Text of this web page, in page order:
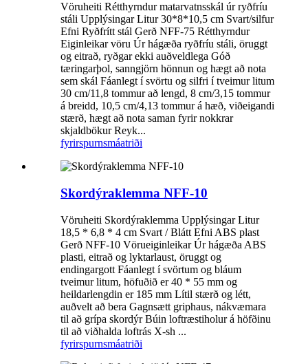
Vöruheiti Rétthyrndur matarvatnsskál úr ryðfríu
stáli Upplýsingar Litur 30*8*10,5 cm Svart/silfur
Efni Ryðfrítt stál Gerð NFF-75 Rétthyrndur
Eiginleikar vöru Úr hágæða ryðfríu stáli, öruggt
og eitrað, ryðgar ekki auðveldlega Góð
tæringarþol, sanngjörn hönnun og hægt að nota
sem skál Fáanlegt í svörtu og silfri í tveimur litum
30 cm/11,8 tommur að lengd, 8 cm/3,15 tommur
á breidd, 10,5 cm/4,13 tommur á hæð, viðeigandi
stærð, hægt að nota saman fyrir nokkrar
skjaldbökur Reyk...
fyrirspurnsmáatriði
Skordýraklemma NFF-10
Vöruheiti Skordýraklemma Upplýsingar Litur
18,5 * 6,8 * 4 cm Svart / Blátt Efni ABS plast
Gerð NFF-10 Vörueiginleikar Úr hágæða ABS
plasti, eitrað og lyktarlaust, öruggt og
endingargott Fáanlegt í svörtum og bláum
tveimur litum, höfuðið er 40 * 55 mm og
heildarlengdin er 185 mm Lítil stærð og létt,
auðvelt að bera Gagnsætt griphaus, nákvæmara
til að grípa skordýr Búin loftræstiholur á höfðinu
til að viðhalda loftrás X-sh ...
fyrirspurnsmáatriði